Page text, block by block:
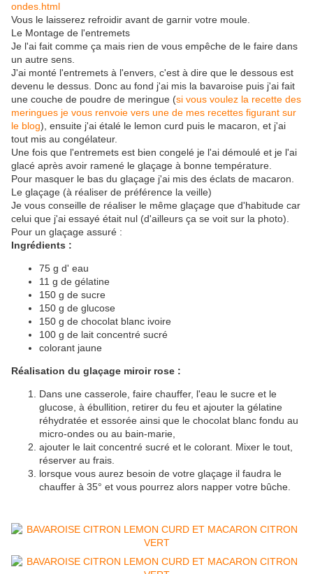
ondes.html
Vous le laisserez refroidir avant de garnir votre moule.
Le Montage de l'entremets
Je l'ai fait comme ça mais rien de vous empêche de le faire dans
un autre sens.
J'ai monté l'entremets à l'envers, c'est à dire que le dessous est
devenu le dessus. Donc au fond j'ai mis la bavaroise puis j'ai fait
une couche de poudre de meringue (si vous voulez la recette des
meringues je vous renvoie vers une de mes recettes figurant sur
le blog), ensuite j'ai étalé le lemon curd puis le macaron, et j'ai
tout mis au congélateur.
Une fois que l'entremets est bien congelé je l'ai démoulé et je l'ai
glacé après avoir ramené le glaçage à bonne température.
Pour masquer le bas du glaçage j'ai mis des éclats de macaron.
Le glaçage (à réaliser de préférence la veille)
Je vous conseille de réaliser le même glaçage que d'habitude car
celui que j'ai essayé était nul (d'ailleurs ça se voit sur la photo).
Pour un glaçage assuré :
Ingrédients :
75 g d' eau
11 g de gélatine
150 g de sucre
150 g de glucose
150 g de chocolat blanc ivoire
100 g de lait concentré sucré
colorant jaune
Réalisation du glaçage miroir rose :
Dans une casserole, faire chauffer, l'eau le sucre et le
glucose, à ébullition, retirer du feu et ajouter la gélatine
réhydratée et essorée ainsi que le chocolat blanc fondu au
micro-ondes ou au bain-marie,
ajouter le lait concentré sucré et le colorant. Mixer le tout,
réserver au frais.
lorsque vous aurez besoin de votre glaçage il faudra le
chauffer à 35° et vous pourrez alors napper votre bûche.